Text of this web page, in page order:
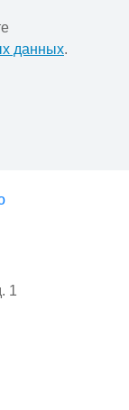
данных.
1